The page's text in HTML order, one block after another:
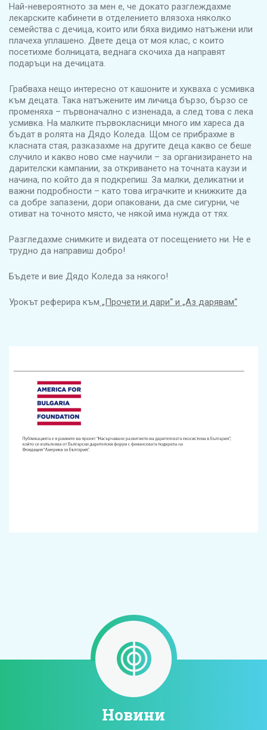
Най-невероятното за мен е, че докато разглеждахме
лекарските кабинети в отделението влязоха няколко
семейства с дечица, които или бяха видимо натъжени или
плачеха уплашено. Двете деца от моя клас, с които
посетихме болницата, веднага скочиха да направят
подаръци на дечицата.
Грабваха нещо интересно от кашоните и хукваха с усмивка
към децата. Така натъжените им личица бързо, бързо се
променяха – първоначално с изненада, а след това с лека
усмивка. На малките първокласници много им хареса да
бъдат в ролята на Дядо Коледа. Щом се прибрахме в
класната стая, разказахме на другите деца какво се беше
случило и какво ново сме научили – за организирането на
дарителски кампании, за откриването на точната каузи и
начина, по който да я подкрепиш. За малки, деликатни и
важни подробности – като това играчките и книжките да
са добре запазени, дори опаковани, да сме сигурни, че
отиват на точното място, че някой има нужда от тях.
Разгледахме снимките и видеата от посещението ни. Не е
трудно да направиш добро!
Бъдете и вие Дядо Коледа за някого!
Урокът реферира към „Прочети и дари“ и „Аз дарявам“
Новини